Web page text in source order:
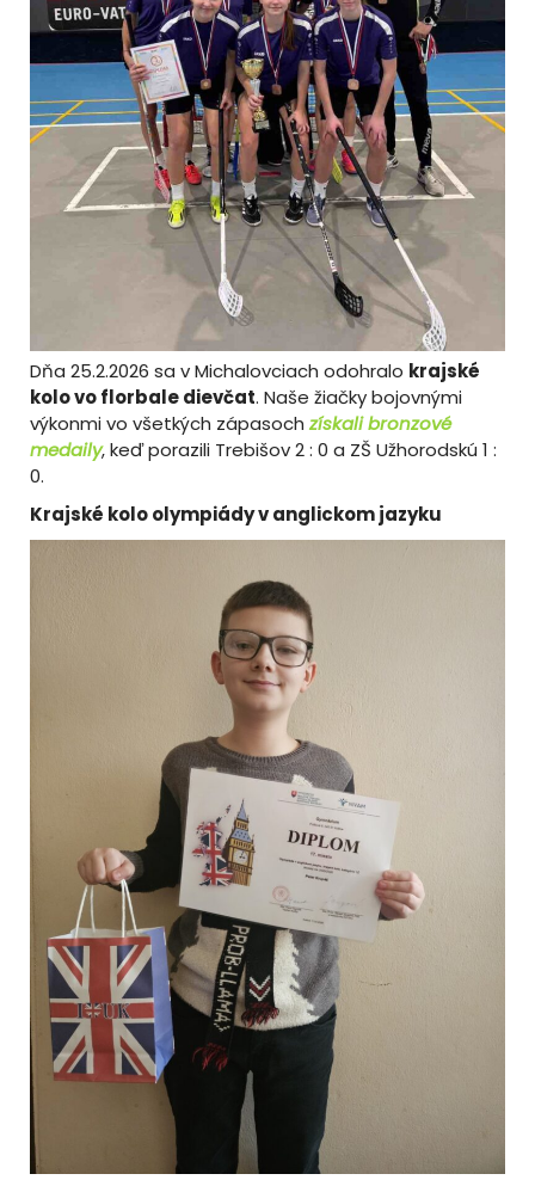
Dňa 25.2.2026 sa v Michalovciach odohralo krajské
kolo vo florbale dievčat. Naše žiačky bojovnými
výkonmi vo všetkých zápasochzískali bronzové
medaily, keď porazili Trebišov 2 : 0 a ZŠ Užhorodskú 1 :
0.
Krajské kolo olympiády v anglickom jazyku